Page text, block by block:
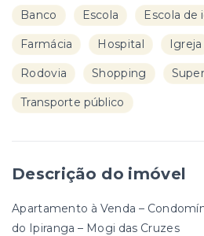
Banco Escola Escola de
Farmácia Hospital Igreja
Rodovia Shopping
Transporte público
Descrição do imóvel
Apartamento à Venda –
do Ipiranga – Mogi das Cruzes